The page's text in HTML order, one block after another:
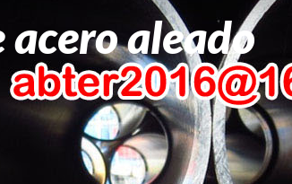
acero aleado